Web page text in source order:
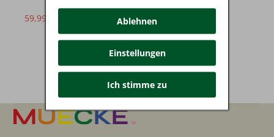
59,99 € 79,99 €
Ablehnen
Einstellungen
Ich stimme zu